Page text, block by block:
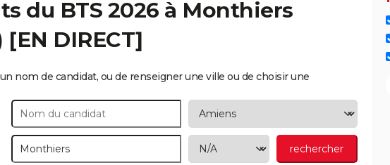
du BTS 2026 à Monthiers
DIRECT]
nom de candidat, ou de renseigner une ville ou de choisir une